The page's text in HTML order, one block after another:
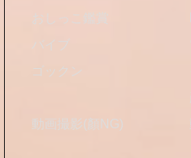
おしっこ鑑賞
バイブ
ゴックン
動画撮影(顏NG)